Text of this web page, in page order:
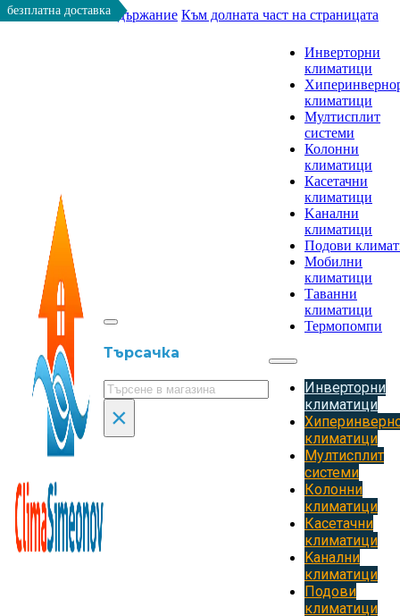
Към основното съдържание Към долната част на страницата
Търсачка
Търсене
×
Инверторни
климатици
климатици
Мултисплит
системи
Колонни
климатици
Касетачни
климатици
Kанални
климатици
Подови
Мобилни
климатици
Таванни
климатици
Термопомпи
Инверторни
климатици
климатици
Мултисплит
системи
Колонни
климатици
Касетачни
климатици
Kанални
климатици
Подови
климатици
безплатна доставка